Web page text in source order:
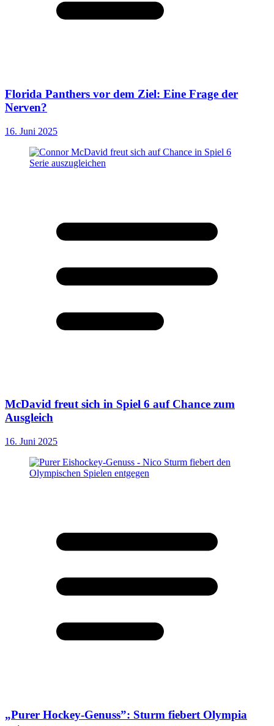
Florida Panthers vor dem Ziel: Eine Frage der
Nerven?
16. Juni 2025
McDavid freut sich in Spiel 6 auf Chance zum
Ausgleich
16. Juni 2025
„Purer Hockey-Genuss”: Sturm fiebert Olympia